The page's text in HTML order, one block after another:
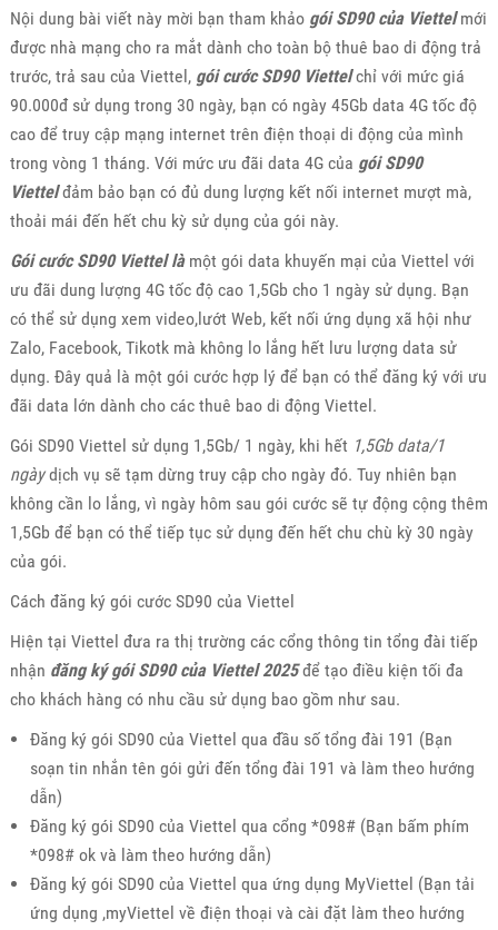
Nội dung bài viết này mời bạn tham khảo gói SD90 của Viettelmới
được nhà mạng cho ra mắt dành cho toàn bộ thuê bao di động trả
trước, trả sau của Viettel, gói cước SD90 Viettelchỉ với mức giá
90.000đ sử dụng trong 30 ngày, bạn có ngày 45Gb data 4G tốc độ
cao để truy cập mạng internet trên điện thoại di động của mình
trong vòng 1 tháng. Với mức ưu đãi data 4G của gói SD90
Viettelđảm bảo bạn có đủ dung lượng kết nối internet mượt mà,
thoải mái đến hết chu kỳ sử dụng của gói này.
Gói cước SD90 Viettel làmột gói data khuyến mại của Viettel với
ưu đãi dung lượng 4G tốc độ cao 1,5Gb cho 1 ngày sử dụng. Bạn
có thể sử dụng xem video,lướt Web, kết nối ứng dụng xã hội như
Zalo, Facebook, Tikotk mà không lo lắng hết lưu lượng data sử
dụng. Đây quả là một gói cước hợp lý để bạn có thể đăng ký với ưu
đãi data lớn dành cho các thuê bao di động Viettel.
Gói SD90 Viettel sử dụng 1,5Gb/ 1 ngày, khi hết 1,5Gb data/1
ngàydịch vụ sẽ tạm dừng truy cập cho ngày đó. Tuy nhiên bạn
không cần lo lắng, vì ngày hôm sau gói cước sẽ tự động cộng thêm
1,5Gb để bạn có thể tiếp tục sử dụng đến hết chu chù kỳ 30 ngày
của gói.
Cách đăng ký gói cước SD90 của Viettel
Hiện tại Viettel đưa ra thị trường các cổng thông tin tổng đài tiếp
nhận đăng ký gói SD90 của Viettel 2025để tạo điều kiện tối đa
cho khách hàng có nhu cầu sử dụng bao gồm như sau.
Đăng ký gói SD90 của Viettel qua đầu số tổng đài 191 (Bạn
soạn tin nhắn tên gói gửi đến tổng đài 191 và làm theo hướng
dẫn)
Đăng ký gói SD90 của Viettel qua cổng *098# (Bạn bấm phím
*098# ok và làm theo hướng dẫn)
Đăng ký gói SD90 của Viettel qua ứng dụng MyViettel (Bạn tải
ứng dụng ,myViettel về điện thoại và cài đặt làm theo hướng